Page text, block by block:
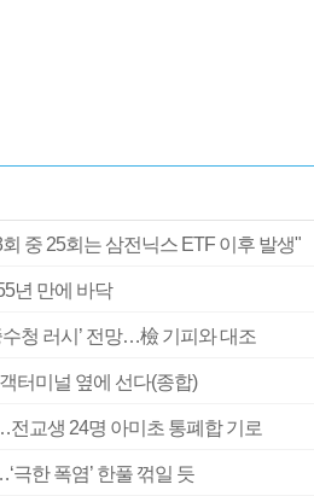
중 25회는 삼전닉스 ETF 이후 발생"
년 만에 바닥
청 러시’ 전망…檢 기피와 대조
터미널 옆에 선다(종합)
교생 24명 아미초 통폐합 기로
극한 폭염’ 한풀 꺾일 듯